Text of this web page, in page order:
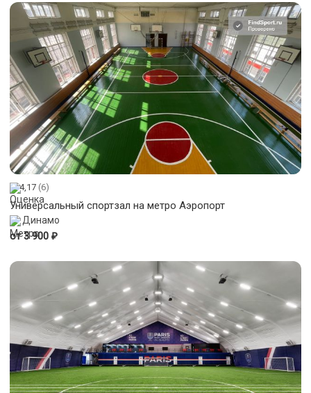
4,17 (6)
Универсальный спортзал на метро Аэропорт
Динамо
от 3 900 ₽